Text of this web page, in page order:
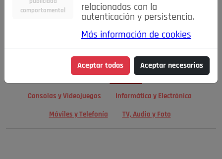
Moda Accesorios Ropa Motor
Motor y Accesorios Motos Ocio
Cine, Libros y Música Coleccionismo Otros Otros
Empleo Servicios Tecnología
Consolas y Videojuegos Informática y Electrónica
Móviles y Telefonía TV, Audio y Foto
comportamental
relacionadas con la
autenticación y persistencia.
Más información de cookies
Aceptar todas Aceptar necesarias